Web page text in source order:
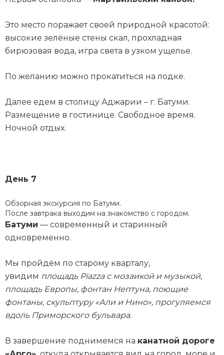
Это место поражает своей природной красотой:
высокие зелёные стены скал, прохладная
бирюзовая вода, игра света в узком ущелье.
По желанию можно прокатиться на лодке.
Далее едем в столицу Аджарии – г. Батуми.
Размещение в гостинице. Свободное время.
Ночной отдых.
День 7
Обзорная экскурсия по Батуми.
После завтрака выходим на знакомство с городом.
Батуми — современный и старинный
одновременно.
Мы пройдём по старому кварталу,
увидим площадь Piazza с мозаикой и музыкой,
площадь Европы, фонтан Нептуна, поющие
фонтаны, скульптуру «Али и Нино», прогуляемся
вдоль Приморского бульвара.
В завершение поднимемся на канатной дороге